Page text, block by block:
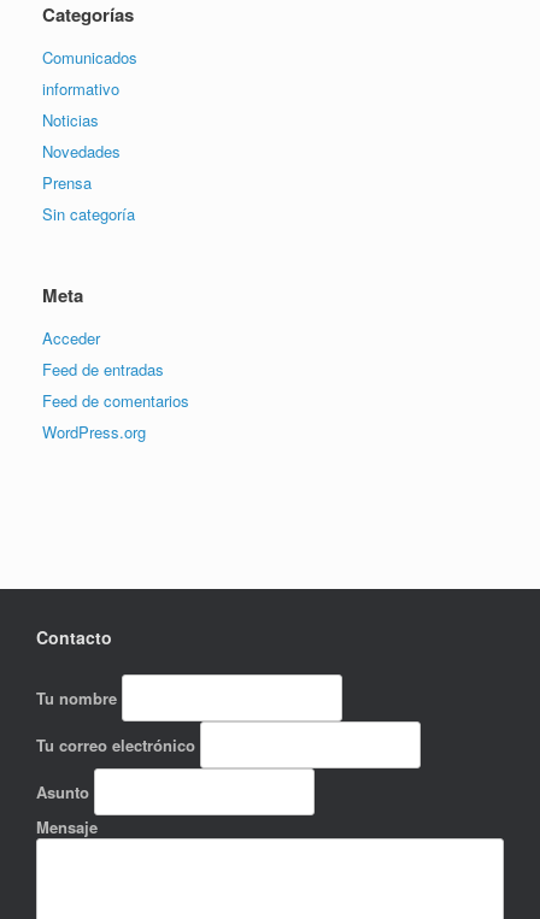
Categorías
Comunicados
informativo
Noticias
Novedades
Prensa
Sin categoría
Meta
Acceder
Feed de entradas
Feed de comentarios
WordPress.org
Contacto
Tu nombre
Tu correo electrónico
Asunto
Mensaje